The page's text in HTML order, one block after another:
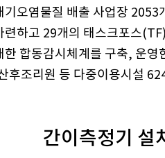
기오염물질 배출 사업장
련하고 29개의 태스크포스
한 합동감시체계를 구축, 운영
후조리원 등 다중이용시설
간이측정기 설